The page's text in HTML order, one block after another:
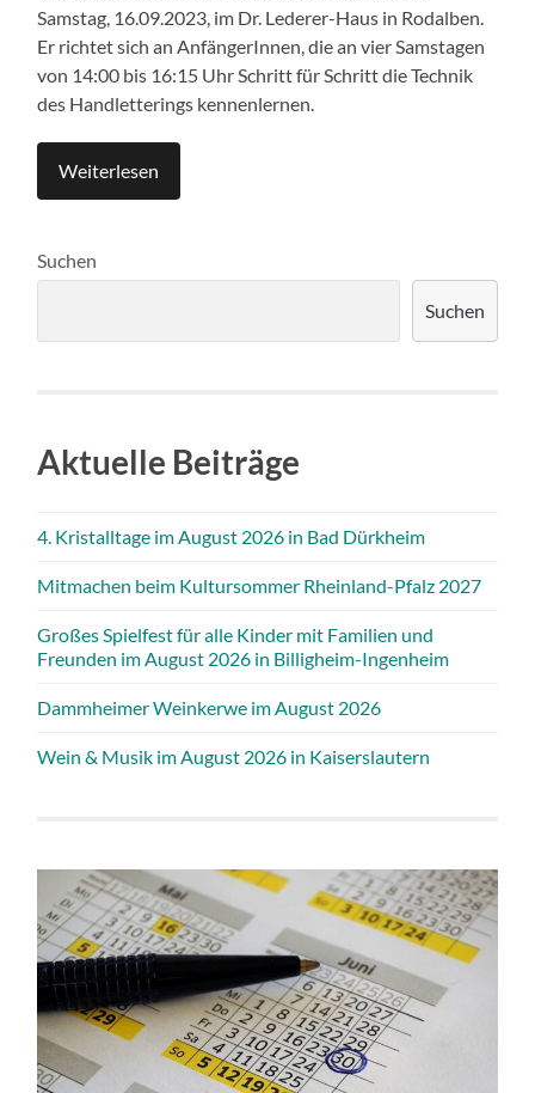
Samstag, 16.09.2023, im Dr. Lederer-Haus in Rodalben.
Er richtet sich an AnfängerInnen, die an vier Samstagen
von 14:00 bis 16:15 Uhr Schritt für Schritt die Technik
des Handletterings kennenlernen.
Weiterlesen
Suchen
Suchen
Aktuelle Beiträge
4. Kristalltage im August 2026 in Bad Dürkheim
Mitmachen beim Kultursommer Rheinland-Pfalz 2027
Großes Spielfest für alle Kinder mit Familien und
Freunden im August 2026 in Billigheim-Ingenheim
Dammheimer Weinkerwe im August 2026
Wein & Musik im August 2026 in Kaiserslautern